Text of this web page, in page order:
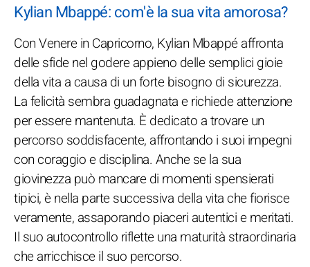
Kylian Mbappé: com'è la sua vita amorosa?
Con Venere in Capricorno, Kylian Mbappé affronta
delle sfide nel godere appieno delle semplici gioie
della vita a causa di un forte bisogno di sicurezza.
La felicità sembra guadagnata e richiede attenzione
per essere mantenuta. È dedicato a trovare un
percorso soddisfacente, affrontando i suoi impegni
con coraggio e disciplina. Anche se la sua
giovinezza può mancare di momenti spensierati
tipici, è nella parte successiva della vita che fiorisce
veramente, assaporando piaceri autentici e meritati.
Il suo autocontrollo riflette una maturità straordinaria
che arricchisce il suo percorso.